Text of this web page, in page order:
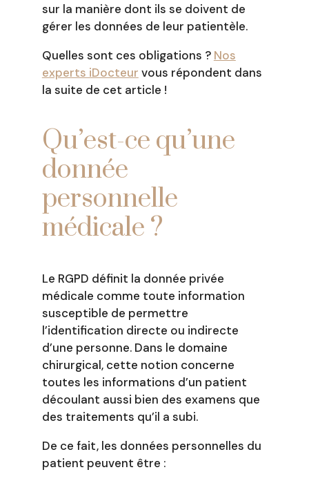
sur la manière dont ils se doivent de
gérer les données de leur patientèle.
Quelles sont ces obligations ? Nos
experts iDocteur vous répondent dans
la suite de cet article !
Qu’est-ce qu’une
donnée
personnelle
médicale ?
Le RGPD définit la donnée privée
médicale comme toute information
susceptible de permettre
l’identification directe ou indirecte
d’une personne. Dans le domaine
chirurgical, cette notion concerne
toutes les informations d’un patient
découlant aussi bien des examens que
des traitements qu’il a subi.
De ce fait, les données personnelles du
patient peuvent être :